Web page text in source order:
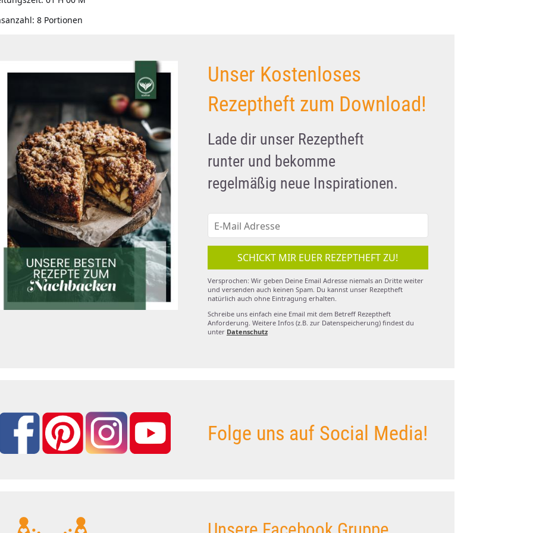
8 Portionen
Unser Kostenloses
Rezeptheft zum Download!
Lade dir unser Rezeptheft
runter und bekomme
regelmäßig neue Inspirationen.
SCHICKT MIR EUER REZEPTHEFT ZU!
Versprochen: Wir geben Deine Email Adresse niemals an Dritte weiter
und versenden auch keinen Spam. Du kannst unser Rezeptheft
natürlich auch ohne Eintragung erhalten.
Schreibe uns einfach eine Email mit dem Betreff Rezeptheft
Anforderung. Weitere Infos (z.B. zur Datenspeicherung) findest du
unter Datenschutz
Folge uns auf Social Media!